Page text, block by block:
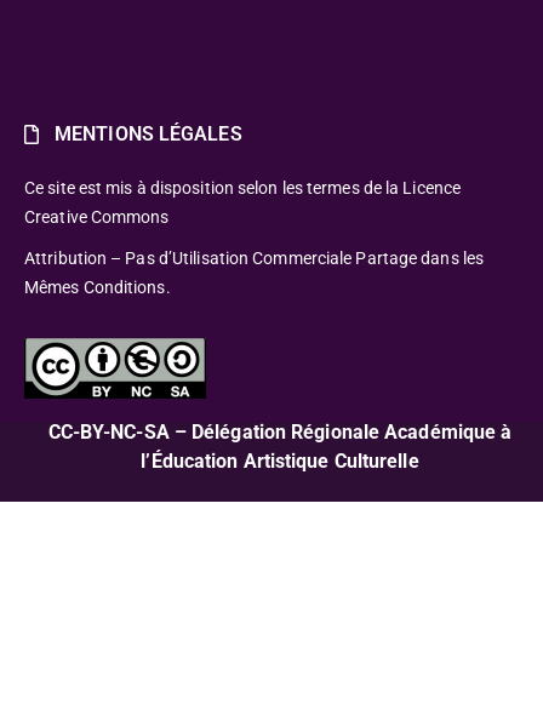
MENTIONS LÉGALES
Ce site est mis à disposition selon les termes de la Licence
Creative Commons
Attribution – Pas d’Utilisation Commerciale Partage dans les
Mêmes Conditions.
CC-BY-NC-SA – Délégation Régionale Académique à
l’Éducation Artistique Culturelle